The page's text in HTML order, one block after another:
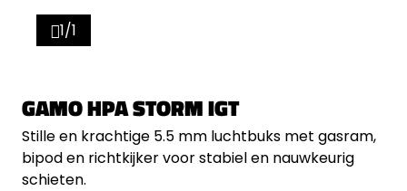
1/1
GAMO HPA STORM IGT
Stille en krachtige 5.5 mm luchtbuks met gasram,
bipod en richtkijker voor stabiel en nauwkeurig
schieten.